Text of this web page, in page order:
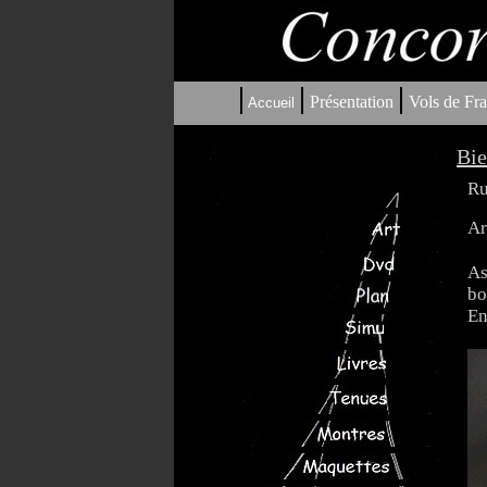
| Accueil | Présentation | Vols de